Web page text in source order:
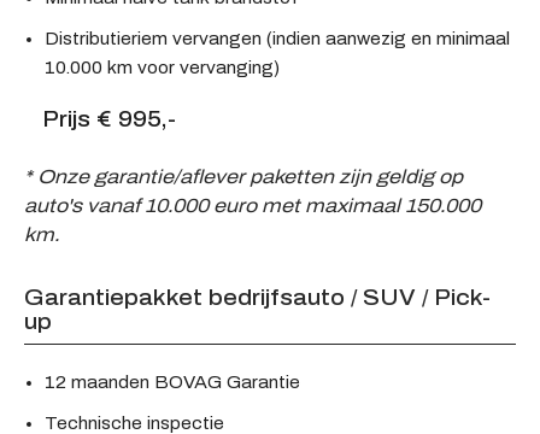
Distributieriem vervangen (indien aanwezig en minimaal
10.000 km voor vervanging)
Prijs € 995,-
* Onze garantie/aflever paketten zijn geldig op
auto's vanaf 10.000 euro met maximaal 150.000
km.
Garantiepakket bedrijfsauto / SUV / Pick-
up
12 maanden BOVAG Garantie
Technische inspectie